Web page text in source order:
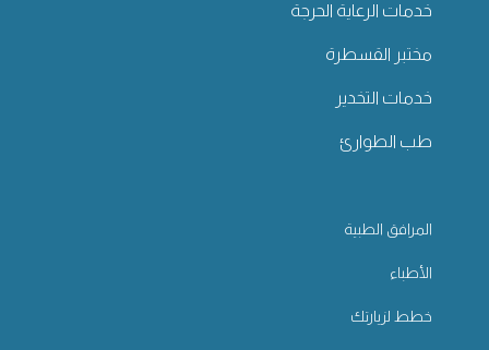
خدمات الرعاية الحرجة
مختبر القسطرة
خدمات التخدير
طب الطوارئ
المرافق الطبية
الأطباء
خطط لزيارتك